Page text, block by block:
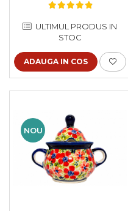
pictat manual, 12,1 x
ULTIMUL PRODUS IN
STOC
ADAUGA IN COS
NOU